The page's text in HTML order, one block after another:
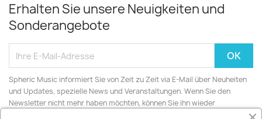
Erhalten Sie unsere Neuigkeiten und
Sonderangebote
Spheric Music informiert Sie von Zeit zu Zeit via E-Mail über Neuheiten
und Updates, spezielle News und Veranstaltungen. Wenn Sie den
Newsletter nicht mehr haben möchten, können Sie ihn wieder